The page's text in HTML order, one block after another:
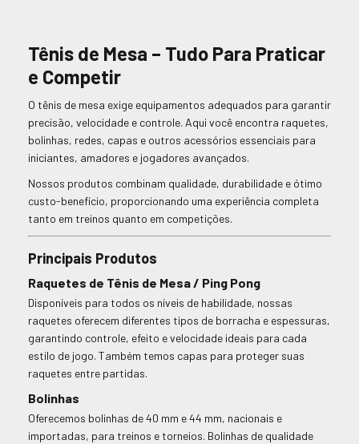
Tênis de Mesa – Tudo Para Praticar
e Competir
O tênis de mesa exige equipamentos adequados para garantir
precisão, velocidade e controle. Aqui você encontra raquetes,
bolinhas, redes, capas e outros acessórios essenciais para
iniciantes, amadores e jogadores avançados.
Nossos produtos combinam qualidade, durabilidade e ótimo
custo-benefício, proporcionando uma experiência completa
tanto em treinos quanto em competições.
Principais Produtos
Raquetes de Tênis de Mesa / Ping Pong
Disponíveis para todos os níveis de habilidade, nossas
raquetes oferecem diferentes tipos de borracha e espessuras,
garantindo controle, efeito e velocidade ideais para cada
estilo de jogo. Também temos capas para proteger suas
raquetes entre partidas.
Bolinhas
Oferecemos bolinhas de 40 mm e 44 mm, nacionais e
importadas, para treinos e torneios. Bolinhas de qualidade